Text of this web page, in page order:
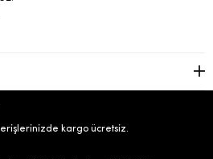
kargo ücretsiz.